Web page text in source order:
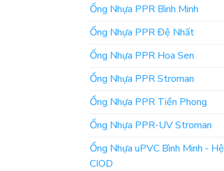
Ống Nhựa PPR Bình Minh
Ống Nhựa PPR Đệ Nhất
Ống Nhựa PPR Hoa Sen
Ống Nhựa PPR Stroman
Ống Nhựa PPR Tiền Phong
Ống Nhựa PPR-UV Stroman
Ống Nhựa uPVC Bình Minh - Hệ
CIOD